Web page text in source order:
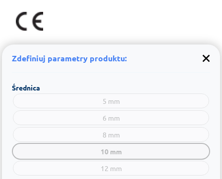
Zdefiniuj parametry produktu:
Średnica
5 mm
6 mm
8 mm
10 mm
12 mm